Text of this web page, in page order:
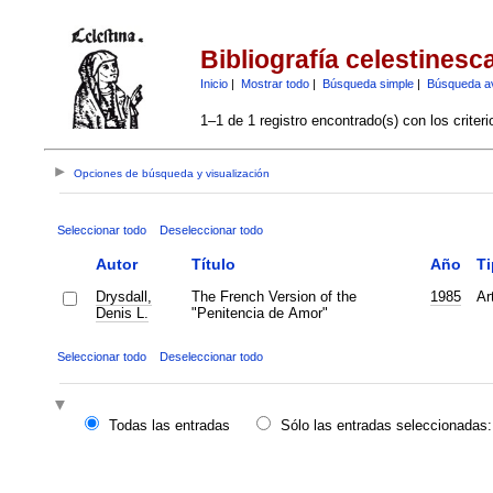
Bibliografía
Inicio| Mostrar todo| Búsqueda simple| Búsqueda
1–1 de 1 registro encontrado(s) con los
Opciones de búsqueda y visualización
Seleccionar todo Deseleccionar todo
Autor Título Año
Drysdall,
Denis L.
The French Version of the
"Penitencia de Amor"
1985
Seleccionar todo Deseleccionar todo
Todas las entradas
Sólo las entradas seleccionadas: